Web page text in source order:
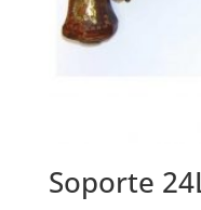
Soporte